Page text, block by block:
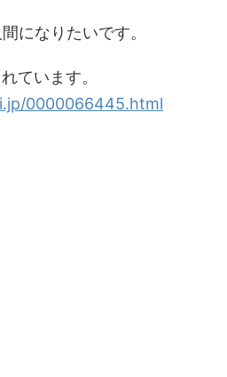
になりたいです。
ています。
0000066445.html